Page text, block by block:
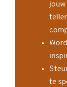
jouw
te